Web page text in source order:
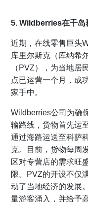
5. Wildberries在千岛
近期，在线零售巨头
库里尔斯克（库纳希
（PVZ），为当地居
点已运营一个月，成
家手中。
Wildberries公司为确
输路线，货物首先运
通过海路运送至科萨
克。目前，货物每周
区对专营店的需求旺
限。PVZ的开设不仅
动了当地经济的发展
量游客涌入，并给予